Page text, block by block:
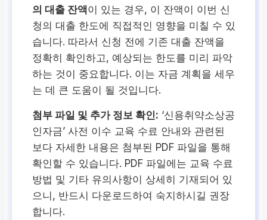
의 대출 잔액이 있는 경우, 이 잔액이 이번 신
청의 대출 한도에 직접적인 영향을 미칠 수 있
습니다. 따라서 신청 전에 기존 대출 잔액을
정확히 확인하고, 예상되는 한도를 미리 파악
하는 것이 중요합니다. 이는 자금 계획을 세우
는 데 큰 도움이 될 것입니다.
첨부 파일 및 추가 정보 확인: ‘신용취약소상공
인자금’ 사전 이수 교육 수료 안내와 관련된
보다 자세한 내용은 첨부된 PDF 파일을 통해
확인할 수 있습니다. PDF 파일에는 교육 수료
방법 및 기타 유의사항이 상세히 기재되어 있
으니, 반드시 다운로드하여 숙지하시길 권장
합니다.